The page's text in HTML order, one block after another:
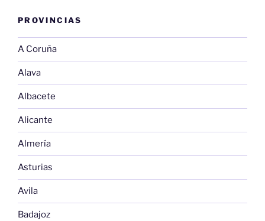
PROVINCIAS
A Coruña
Alava
Albacete
Alicante
Almería
Asturias
Avila
Badajoz